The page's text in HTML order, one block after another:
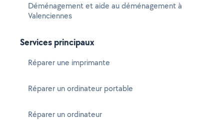
Déménagement et aide au déménagement à
Valenciennes
Services principaux
Réparer une imprimante
Réparer un ordinateur portable
Réparer un ordinateur